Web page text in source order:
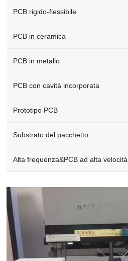
PCB rigido-flessibile
PCB in ceramica
PCB in metallo
PCB con cavità incorporata
Prototipo PCB
Substrato del pacchetto
Alta frequenza&PCB ad alta velocità
Video
Player